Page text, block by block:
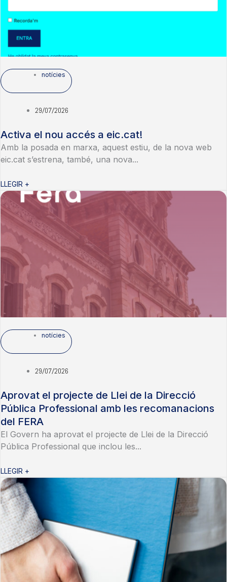
notícies
29/07/2026
Activa el nou accés a eic.cat!
Amb la posada en marxa, aquest estiu, de la nova web
eic.cat s’estrena, també, una nova...
LLEGIR +
notícies
29/07/2026
Aprovat el projecte de Llei de la Direcció
Pública Professional amb les recomanacions
del FERA
El Govern ha aprovat el projecte de Llei de la Direcció
Pública Professional que inclou les...
LLEGIR +